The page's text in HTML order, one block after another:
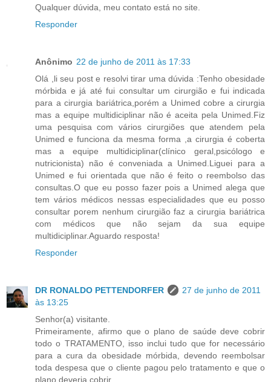
Qualquer dúvida, meu contato está no site.
Responder
Anônimo 22 de junho de 2011 às 17:33
Olá ,li seu post e resolvi tirar uma dúvida :Tenho obesidade
mórbida e já até fui consultar um cirurgião e fui indicada
para a cirurgia bariátrica,porém a Unimed cobre a cirurgia
mas a equipe multidiciplinar não é aceita pela Unimed.Fiz
uma pesquisa com vários cirurgiões que atendem pela
Unimed e funciona da mesma forma ,a cirurgia é coberta
mas a equipe multidiciplinar(clínico geral,psicólogo e
nutricionista) não é conveniada a Unimed.Liguei para a
Unimed e fui orientada que não é feito o reembolso das
consultas.O que eu posso fazer pois a Unimed alega que
tem vários médicos nessas especialidades que eu posso
consultar porem nenhum cirurgião faz a cirurgia bariátrica
com médicos que não sejam da sua equipe
multidiciplinar.Aguardo resposta!
Responder
DR RONALDO PETTENDORFER
27 de junho de 2011
às 13:25
Senhor(a) visitante.
Primeiramente, afirmo que o plano de saúde deve cobrir
todo o TRATAMENTO, isso inclui tudo que for necessário
para a cura da obesidade mórbida, devendo reembolsar
toda despesa que o cliente pagou pelo tratamento e que o
plano deveria cobrir.